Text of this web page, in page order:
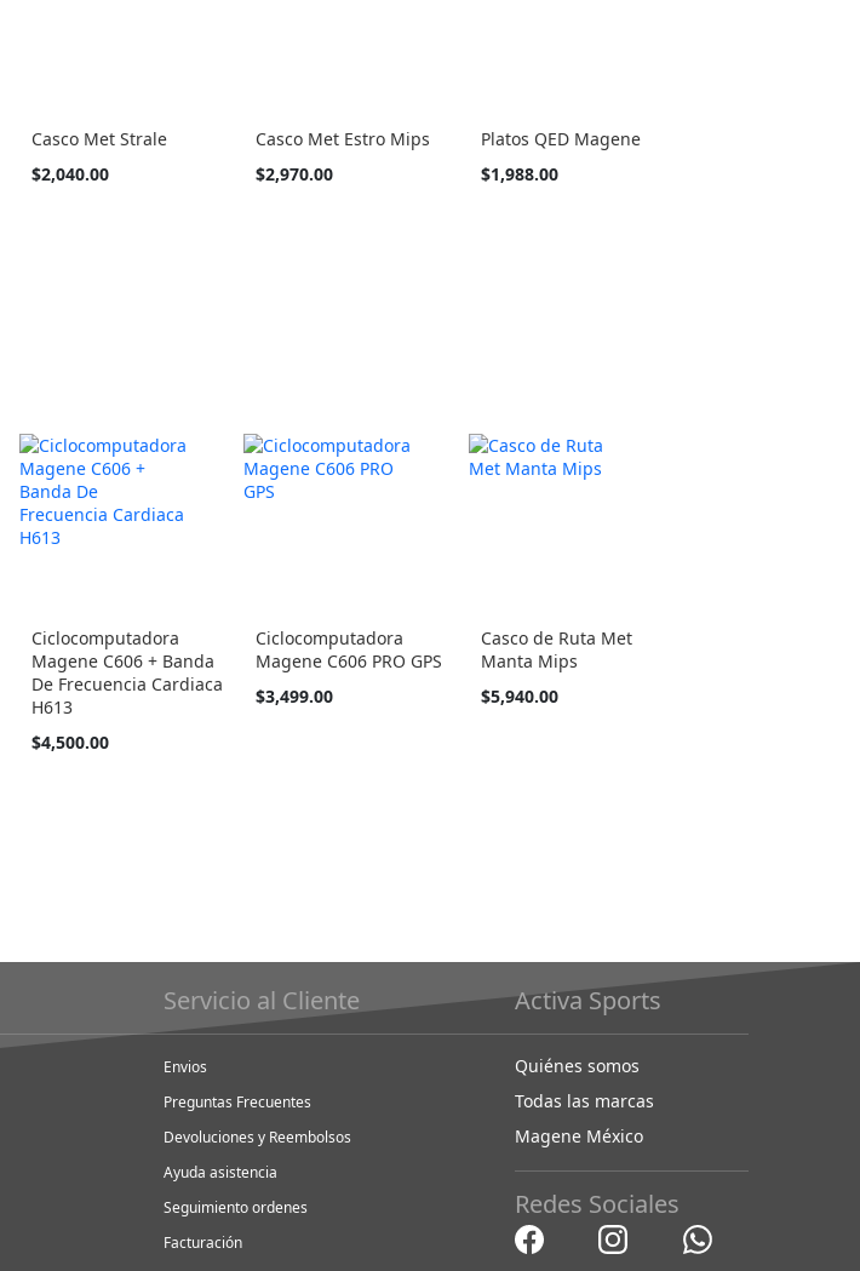
Casco Met Strale
Tan
$2,040.00
Casco Met Estro Mips
Tan
$2,970.00
Platos QED Magene
Tan
$1,988.00
Ciclocomputadora
Magene C606 + Banda
De Frecuencia Cardiaca
H613
$4,500.00
Ciclocomputadora
Magene C606 PRO GPS
$3,499.00
Casco de Ruta Met
Manta Mips
Tan
$5,940.00
Servicio al Cliente
Envios
Preguntas Frecuentes
Devoluciones y Reembolsos
Ayuda asistencia
Seguimiento ordenes
Facturación
Activa Sports
Quiénes somos
Todas las marcas
Magene México
Redes Sociales